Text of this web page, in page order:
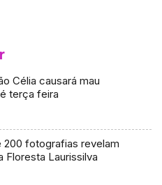
Célia causará mau
terça feira
200 fotografias revelam
Floresta Laurissilva